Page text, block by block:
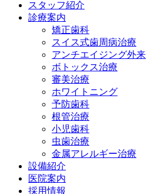
スタッフ紹介
診療案内
矯正歯科
スイス式歯周病治療
アンチエイジング外来
ボトックス治療
審美治療
ホワイトニング
予防歯科
根管治療
小児歯科
虫歯治療
金属アレルギー治療
設備紹介
医院案内
採用情報